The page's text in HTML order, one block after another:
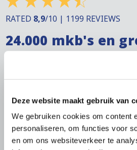
Deze website maakt gebruik van
We gebruiken cookies om content
personaliseren, om functies voor
en om ons websiteverkeer te
RATED 8,9/10 | 1199 REVIEWS
24.000 mkb's en
bedrijven kiezen
No cure, no pay